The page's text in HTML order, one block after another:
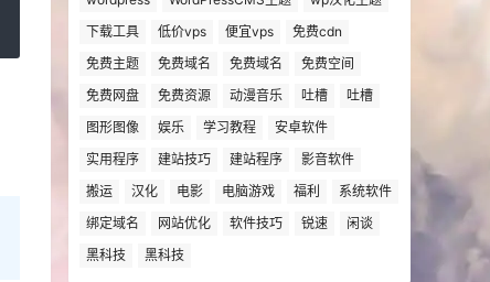
下载工具
低价vps 便宜vps
免费cdn
免费主题
免费域名 免费域名
免费空间
免费网盘
免费资源 动漫音乐 吐槽
吐槽
图形图像
娱乐 学习教程
安卓软件
实用程序
建站技巧 建站程序
影音软件
搬运
汉化 电影 电脑游戏 福利
系统软件
绑定域名
网站优化 软件技巧 锐速
闲谈
黑科技
黑科技